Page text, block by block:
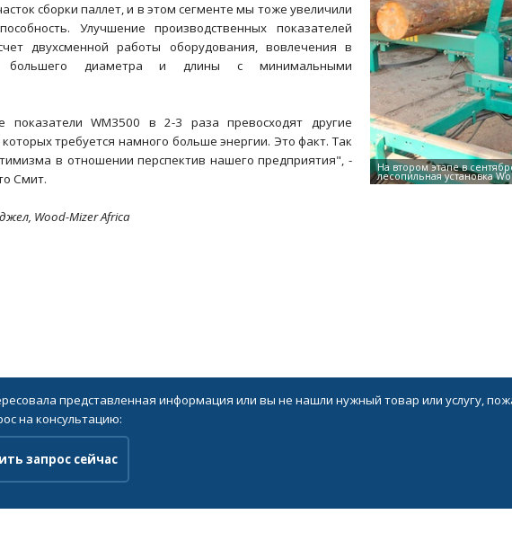
сборки паллет, и в этом сегменте мы тоже увеличили
Улучшение производственных показателей
двухсменной работы оборудования, вовлечения в
большего диаметра и длины с минимальными
показатели WM3500 в 2-3 раза превосходят другие
требуется намного больше энергии. Это факт. Так
в отношении перспектив нашего предприятия", -
Смит.
Wood-Mizer Africa
представленная информация или вы не нашли нужный товар или услугу,
на консультацию:
запрос сейчас